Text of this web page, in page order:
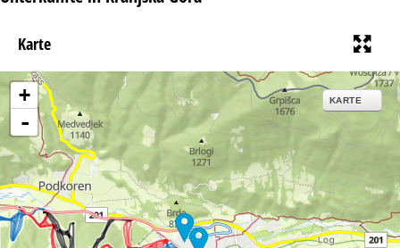
Karte
+
-
KARTE